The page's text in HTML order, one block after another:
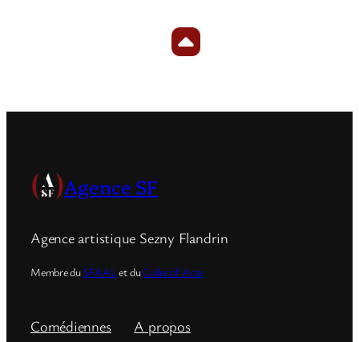
Agence SF
Agence artistique Sezny Flandrin
Membre du SFAALet duCollectif Acte
Comédiennes
A propos